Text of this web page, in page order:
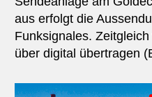
aus erfolgt die
Funksignales.
über digital übertragen